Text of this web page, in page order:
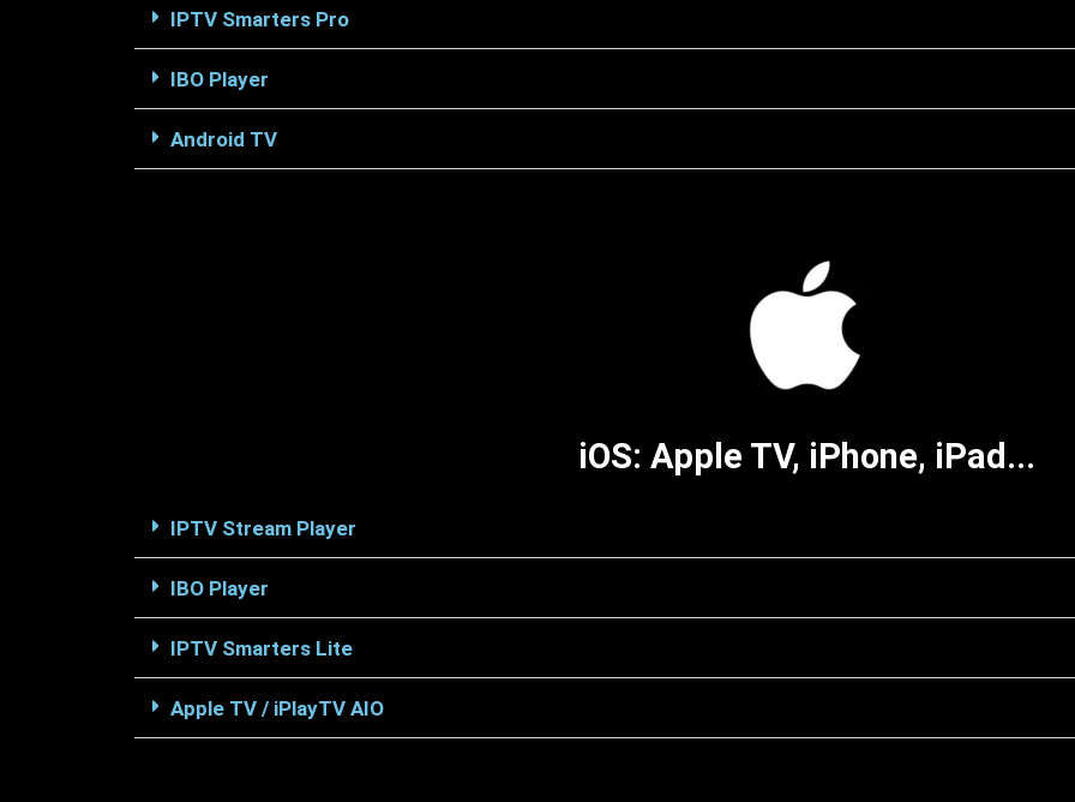
IPTV Smarters Pro
IBO Player
Android TV
iOS: Apple TV, iPhone, iPad...
IPTV Stream Player
IBO Player
IPTV Smarters Lite
Apple TV / iPlayTV AIO